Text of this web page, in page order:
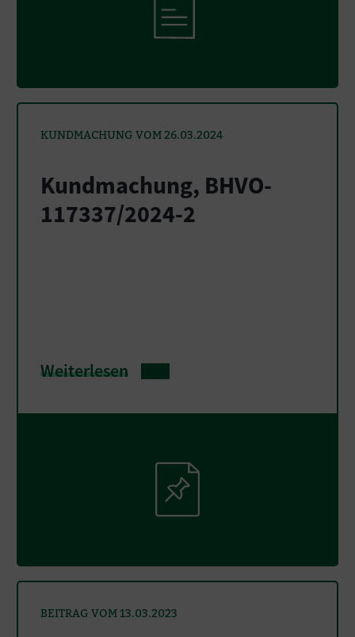
KUNDMACHUNG VOM 26.03.2024
Kundmachung, BHVO-
117337/2024-2
Weiterlesen
BEITRAG VOM 13.03.2023